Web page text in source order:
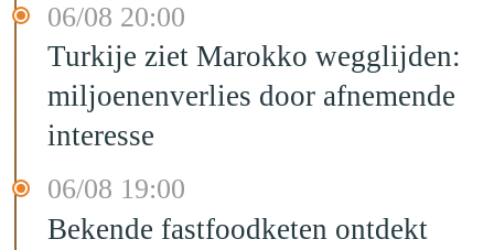
06/08 20:00
Turkije ziet Marokko wegglijden:
miljoenenverlies door afnemende
interesse
06/08 19:00
Bekende fastfoodketen ontdekt